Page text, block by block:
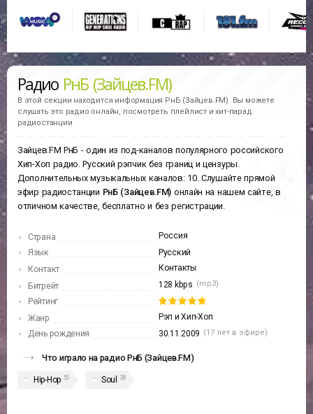
Радио РнБ (Зайцев.FM)
В этой секции находится информация РнБ (Зайцев.FM). Вы можете
слушать это радио онлайн, посмотреть плейлист и хит-парад
радиостанции
Зайцев.FM РнБ - один из под-каналов популярного российского
Хип-Хоп радио. Русский рэпчик без границ и цензуры.
Дополнительных музыкальных каналов: 10. Слушайте прямой
эфир радиостанции РнБ (Зайцев.FM) онлайн на нашем сайте, в
отличном качестве, бесплатно и без регистрации.
Страна
Россия
Язык
Русский
Контакт
Контакты
Битрейт
128 kbps (mp3)
Рейтинг
Жанр
Рэп и Хип-Хоп
День рождения
30.11.2009 (17 лет в эфире)
Что играло на радио РнБ (Зайцев.FM)
Hip-Hop 51 Soul 38